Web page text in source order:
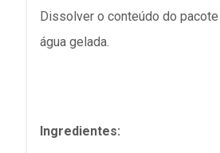
Dissolver o conteúdo do
água gelada.
Ingredientes: